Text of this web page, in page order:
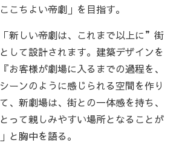
こちよい帝劇」を目指す。
新しい帝劇は、これまで以上に”街
して設計されます。建築デザインを
お客様が劇場に入るまでの過程を、
ーンのように感じられる空間を作り
、新劇場は、街との一体感を持ち、
って親しみやすい場所となることが
と胸中を語る。